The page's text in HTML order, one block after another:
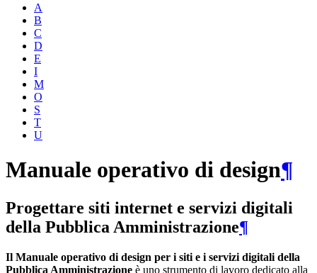
A
B
C
D
E
I
M
O
S
T
U
Manuale operativo di design¶
Progettare siti internet e servizi digitali
della Pubblica Amministrazione¶
Il Manuale operativo di design per i siti e i servizi digitali della
Pubblica Amministrazione è uno strumento di lavoro dedicato alla